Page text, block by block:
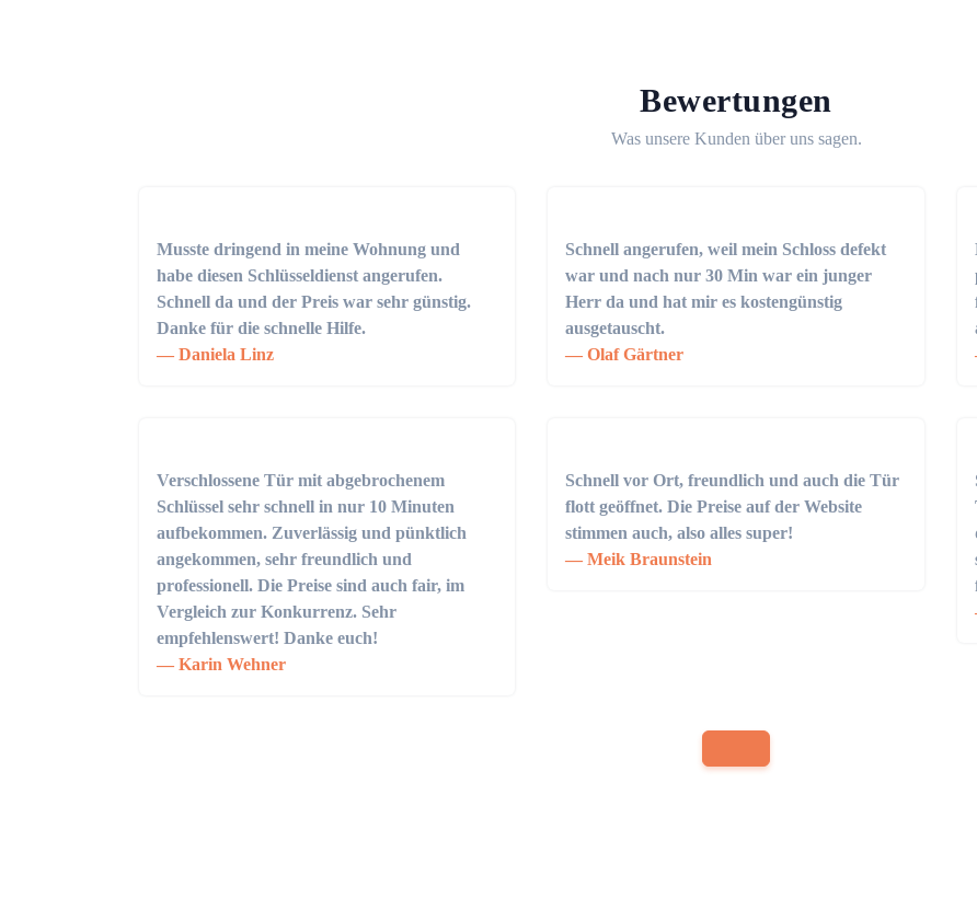
Bewertungen
Was unsere Kunden über uns sagen.
Musste dringend in meine Wohnung und
habe diesen Schlüsseldienst angerufen.
Schnell da und der Preis war sehr günstig.
Danke für die schnelle Hilfe.
Daniela Linz
Schnell angerufen, weil mein Schloss defekt
war und nach nur 30 Min war ein junger
Herr da und hat mir es kostengünstig
ausgetauscht.
Olaf Gärtner
Verschlossene Tür mit abgebrochenem
Schlüssel sehr schnell in nur 10 Minuten
aufbekommen. Zuverlässig und pünktlich
angekommen, sehr freundlich und
professionell. Die Preise sind auch fair, im
Vergleich zur Konkurrenz. Sehr
empfehlenswert! Danke euch!
Karin Wehner
Schnell vor Ort, freundlich und auch die Tür
flott geöffnet. Die Preise auf der Website
stimmen auch, also alles super!
Meik Braunstein